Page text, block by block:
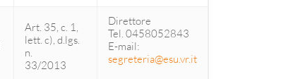
Art. 35, c. 1,
lett. c), d.lgs.
n.
33/2013
Direttore
Tel. 0458052843
E-mail:
segreteria@esu.vr.it